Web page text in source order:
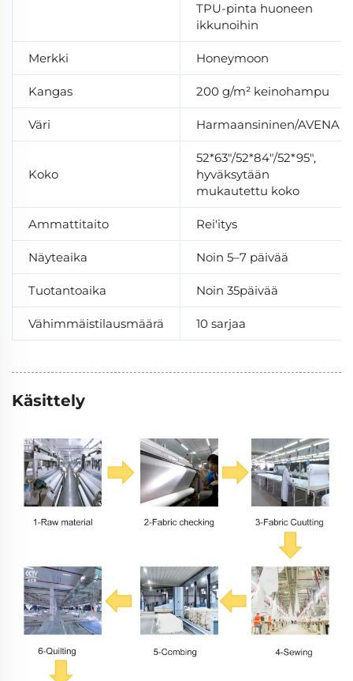
TPU-pinta huoneen
ikkunoihin
Merkki Honeymoon
Kangas 200 g/m² keinohampu
Väri Harmaansininen/AVENA
Koko
52*63"/52*84"/52*95",
hyväksytään
mukautettu koko
Ammattitaito Rei'itys
Näyteaika Noin 5–7 päivää
Tuotantoaika Noin 35päivää
Vähimmäistilausmäärä 10 sarjaa
Käsittely